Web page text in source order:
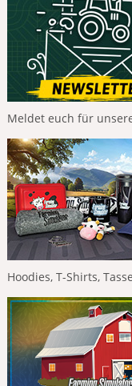
Meldet euch für
Hoodies, T-Shirts,